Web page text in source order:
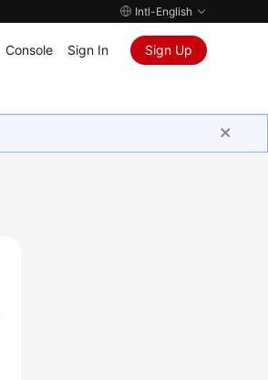
Intl-English
Console Sign In Sign Up